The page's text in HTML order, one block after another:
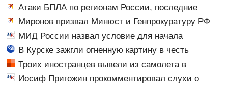
Атаки БПЛА по регионам России, последние
новости на 7 августа 2026: последствия, атаки на
склады Wildberries, состояние пострадавших
Миронов призвал Минюст и Генпрокуратуру РФ
изучить деятельность партии Яблоко
МИД России назвал условие для начала
переговоров о мире с Украиной
В Курске зажгли огненную картину в честь
годовщины вторжения ВСУ в регион
Троих иностранцев вывели из самолета в
Екатеринбурге после кражи денег у пассажира —
вылет задержали
Иосиф Пригожин прокомментировал слухи о